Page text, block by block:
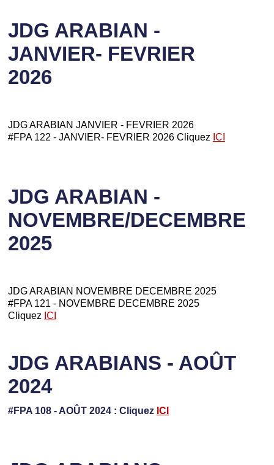
JDG ARABIAN -
JANVIER- FEVRIER
2026
JDG ARABIAN JANVIER - FEVRIER 2026
#FPA 122 - JANVIER- FEVRIER 2026 Cliquez ICI
JDG ARABIAN -
NOVEMBRE/DECEMBRE
2025
JDG ARABIAN NOVEMBRE DECEMBRE 2025
#FPA 121 - NOVEMBRE DECEMBRE 2025
Cliquez ICI
JDG ARABIANS - AOÛT
2024
#FPA 108 - AOÛT 2024 : Cliquez ICI